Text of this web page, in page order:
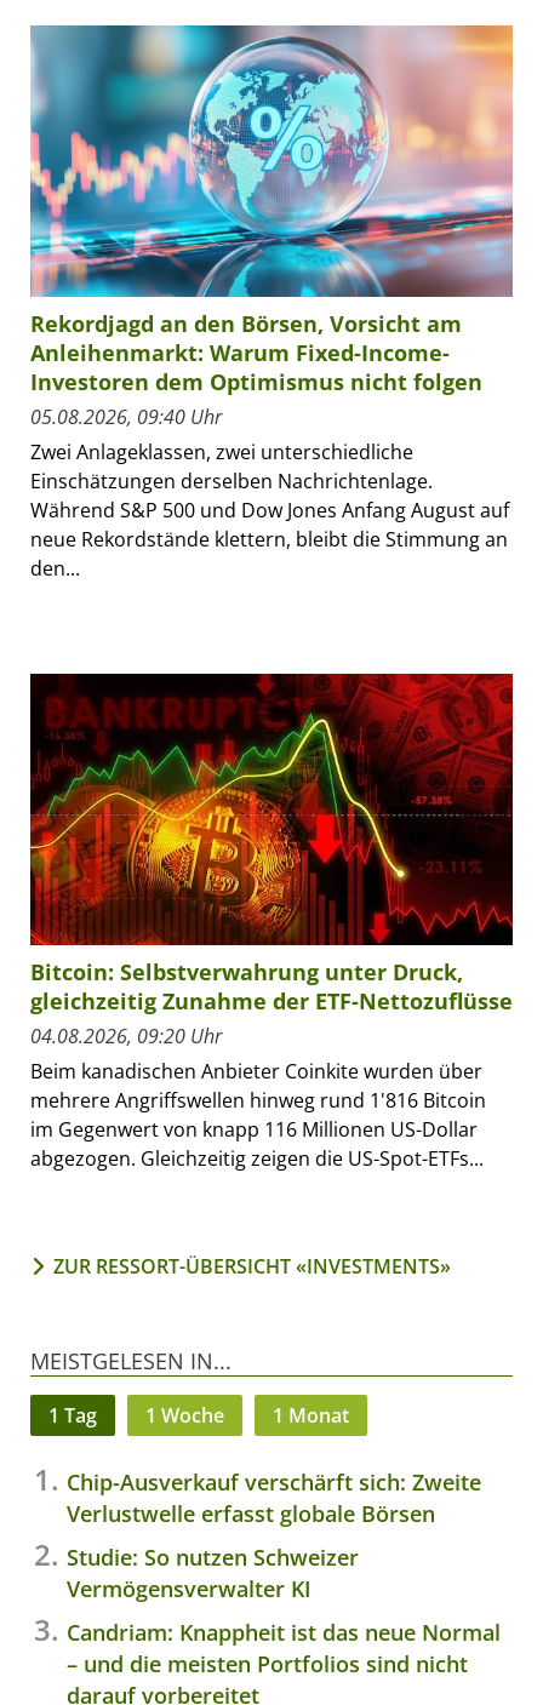
Rekordjagd an den Börsen, Vorsicht am
Anleihenmarkt: Warum Fixed-Income-
Investoren dem Optimismus nicht folgen
05.08.2026, 09:40 Uhr
Zwei Anlageklassen, zwei unterschiedliche
Einschätzungen derselben Nachrichtenlage.
Während S&P 500 und Dow Jones Anfang August auf
neue Rekordstände klettern, bleibt die Stimmung an
den...
Bitcoin: Selbstverwahrung unter Druck,
gleichzeitig Zunahme der ETF-Nettozuflüsse
04.08.2026, 09:20 Uhr
Beim kanadischen Anbieter Coinkite wurden über
mehrere Angriffswellen hinweg rund 1'816 Bitcoin
im Gegenwert von knapp 116 Millionen US-Dollar
abgezogen. Gleichzeitig zeigen die US-Spot-ETFs...
ZUR RESSORT-ÜBERSICHT «INVESTMENTS»
MEISTGELESEN IN...
1 Tag 1 Woche 1 Monat
Chip-Ausverkauf verschärft sich: Zweite
Verlustwelle erfasst globale Börsen
Studie: So nutzen Schweizer
Vermögensverwalter KI
Candriam: Knappheit ist das neue Normal
– und die meisten Portfolios sind nicht
darauf vorbereitet